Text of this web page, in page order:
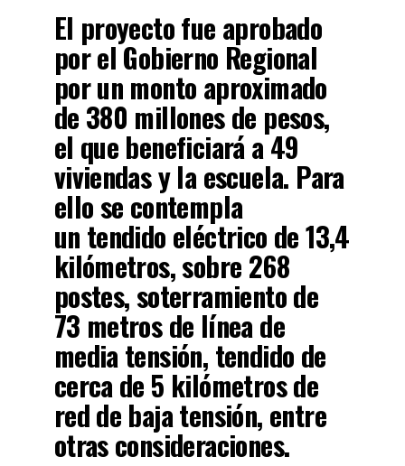
El proyecto fue aprobado
por el Gobierno Regional
por un monto aproximado
de 380 millones de pesos,
el que beneficiará a 49
viviendas y la escuela. Para
ello se contempla
un tendido eléctrico de 13,4
kilómetros, sobre 268
postes, soterramiento de
73 metros de línea de
media tensión, tendido de
cerca de 5 kilómetros de
red de baja tensión, entre
otras consideraciones.